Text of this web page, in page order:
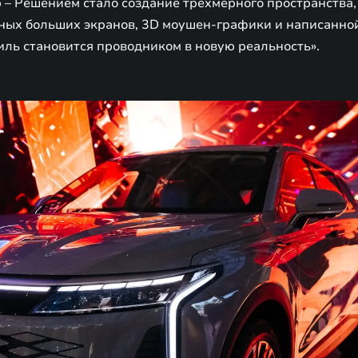
больших экранов, 3D моушен-графики и
становится проводником в новую реальность».